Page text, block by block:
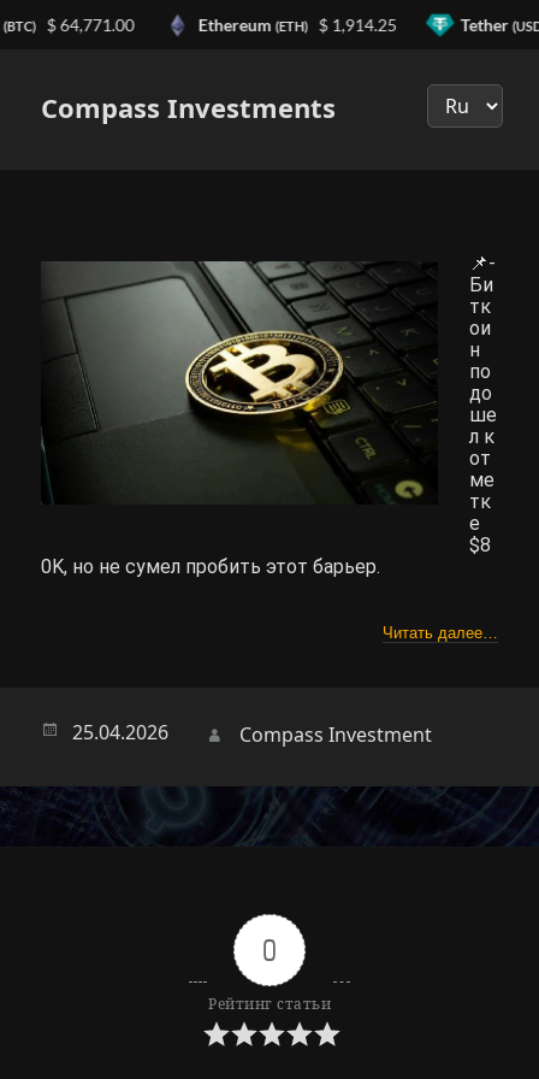
Compass Investments
📌-
Би
тк
ои
н
по
до
ше
л к
от
ме
тк
е
$8
0K, но не сумел пробить этот барьер.
Читать далее…
25.04.2026 Автор
Compass Investment
0
Рейтинг статьи
(BTC) $ 64,771.00 Ethereum (ETH) $ 1,914.25 Tether